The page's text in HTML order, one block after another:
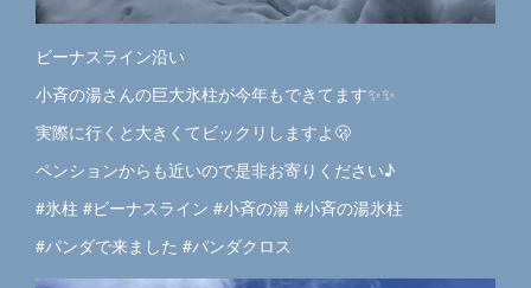
ビーナスライン沿い
小斉の湯さんの巨大氷柱が今年もできてます✨✨
実際に行くと大きくてビックリしますよ🫢
ペンションからも近いので是非お寄りください♪
#氷柱 #ビーナスライン #小斉の湯 #小斉の湯氷柱
#パンダで来ました #パンダクロス